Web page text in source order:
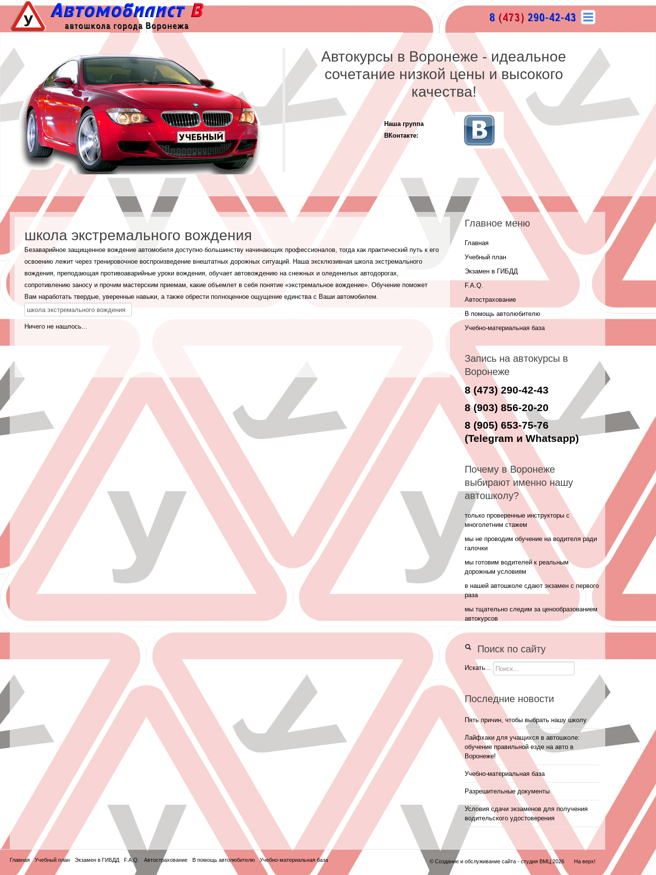
Автокурсы в Воронеже - идеальное
сочетание низкой цены и высокого
качества!
Наша группа
ВКонтакте:
школа экстремального вождения
Безаварийное защищенное вождение автомобиля доступно большинству начинающих профессионалов, тогда как практический путь к его
освоению лежит через тренировочное воспроизведение внештатных дорожных ситуаций. Наша эксклюзивная школа экстремального
вождения, преподающая противоаварийные уроки вождения, обучает автовождению на снежных и оледенелых автодорогах,
сопротивлению заносу и прочим мастерским приемам, какие объемлет в себя понятие «экстремальное вождение». Обучение поможет
Вам наработать твердые, уверенные навыки, а также обрести полноценное ощущение единства с Ваши автомобилем.
Ничего не нашлось...
Главное меню
Главная
Учебный план
Экзамен в ГИБДД
F.A.Q.
Автострахование
В помощь автолюбителю
Учебно-материальная база
Запись на автокурсы в
Воронеже
8 (473) 290-42-43
8 (903) 856-20-20
8 (905) 653-75-76
(Telegram и Whatsapp)
Почему в Воронеже
выбирают именно нашу
автошколу?
только проверенные инструкторы с
многолетним стажем
мы не проводим обучение на водителя ради
галочки
мы готовим водителей к реальным
дорожным условиям
в нашей автошколе сдают экзамен с первого
раза
мы тщательно следим за ценообразованием
автокурсов
Поиск по сайту
Искать...
Последние новости
Пять причин, чтобы выбрать нашу школу
Лайфхаки для учащихся в автошколе:
обучение правильной езде на авто в
Воронеже!
Учебно-материальная база
Разрешительные документы
Условия сдачи экзаменов для получения
водительского удостоверения
Главная Учебный план Экзамен в ГИБДД F.A.Q. Автострахование В помощь автолюбителю Учебно-материальная база На верх!
© Создание и обслуживание сайта - студия ВМЦ2026